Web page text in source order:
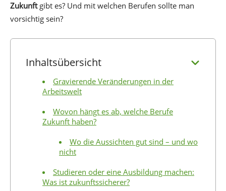
Zukunftgibt es? Und mit welchen Berufen sollte man
vorsichtig sein?
Inhaltsübersicht
Gravierende Veränderungen in der
Arbeitswelt
Wovon hängt es ab, welche Berufe
Zukunft haben?
Wo die Aussichten gut sind – und wo
nicht
Studieren oder eine Ausbildung machen:
Was ist zukunftssicherer?